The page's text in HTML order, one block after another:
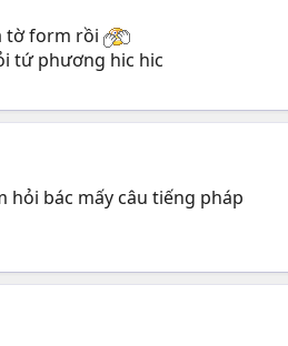
tờ form rồi
tứ phương hic hic
hỏi bác mấy câu tiếng pháp